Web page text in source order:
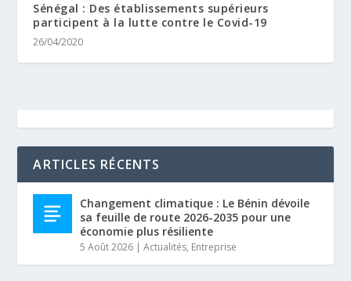
Sénégal : Des établissements supérieurs
participent à la lutte contre le Covid-19
26/04/2020
ARTICLES RÉCENTS
Changement climatique : Le Bénin dévoile
sa feuille de route 2026-2035 pour une
économie plus résiliente
5 Août 2026 |Actualités, Entreprise